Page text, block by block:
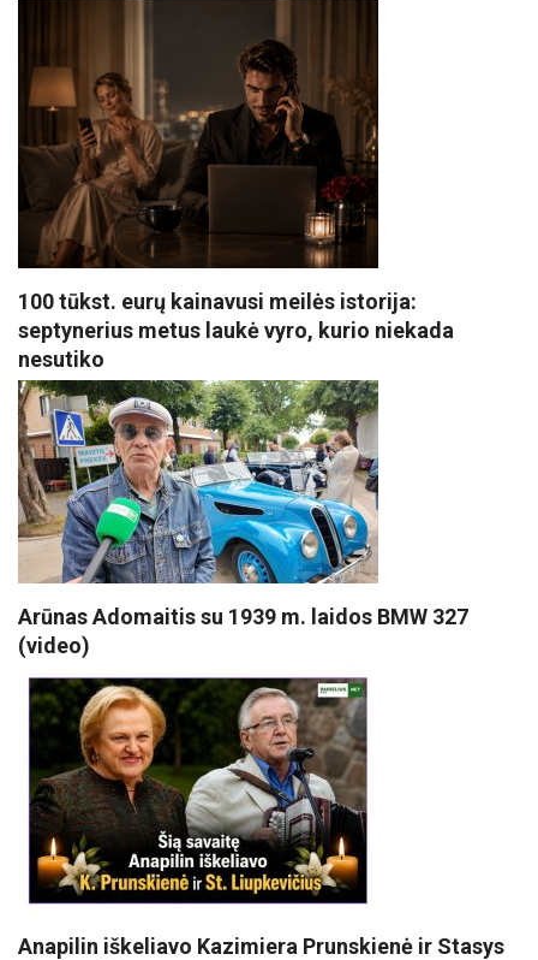
100 tūkst. eurų kainavusi meilės istorija:
septynerius metus laukė vyro, kurio niekada
nesutiko
Arūnas Adomaitis su 1939 m. laidos BMW 327
(video)
Anapilin iškeliavo Kazimiera Prunskienė ir Stasys